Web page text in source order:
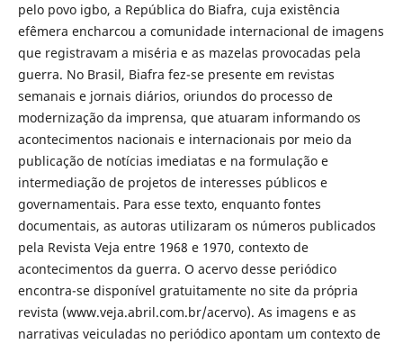
pelo povo igbo, a República do Biafra, cuja existência
efêmera encharcou a comunidade internacional de imagens
que registravam a miséria e as mazelas provocadas pela
guerra. No Brasil, Biafra fez-se presente em revistas
semanais e jornais diários, oriundos do processo de
modernização da imprensa, que atuaram informando os
acontecimentos nacionais e internacionais por meio da
publicação de notícias imediatas e na formulação e
intermediação de projetos de interesses públicos e
governamentais. Para esse texto, enquanto fontes
documentais, as autoras utilizaram os números publicados
pela Revista Veja entre 1968 e 1970, contexto de
acontecimentos da guerra. O acervo desse periódico
encontra-se disponível gratuitamente no site da própria
revista (www.veja.abril.com.br/acervo). As imagens e as
narrativas veiculadas no periódico apontam um contexto de